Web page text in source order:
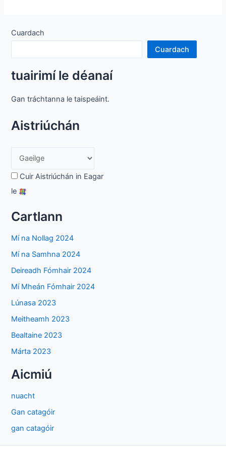
Sandblasting?
Cuardach
Cuardach
tuairimí le déanaí
Gan tráchtanna le taispeáint.
Aistriúchán
Cuir Aistriúchán in Eagar
le
Cartlann
Mí na Nollag 2024
Mí na Samhna 2024
Deireadh Fómhair 2024
Mí Mheán Fómhair 2024
Lúnasa 2023
Meitheamh 2023
Bealtaine 2023
Márta 2023
Aicmiú
nuacht
Gan catagóir
gan catagóir